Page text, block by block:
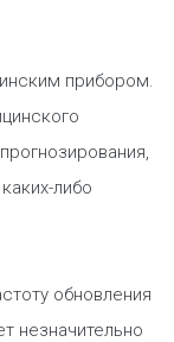
прибором.
либо
обновления
незначительно